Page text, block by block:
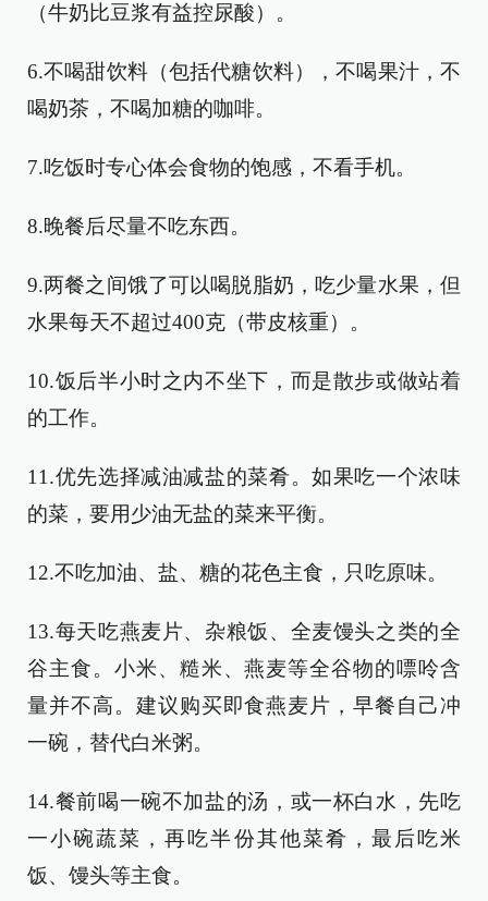
（牛奶比豆浆有益控尿酸）。
6.不喝甜饮料（包括代糖饮料），不喝果汁，不
喝奶茶，不喝加糖的咖啡。
7.吃饭时专心体会食物的饱感，不看手机。
8.晚餐后尽量不吃东西。
9.两餐之间饿了可以喝脱脂奶，吃少量水果，但
水果每天不超过400克（带皮核重）。
10.饭后半小时之内不坐下，而是散步或做站着
的工作。
11.优先选择减油减盐的菜肴。如果吃一个浓味
的菜，要用少油无盐的菜来平衡。
12.不吃加油、盐、糖的花色主食，只吃原味。
13.每天吃燕麦片、杂粮饭、全麦馒头之类的全
谷主食。小米、糙米、燕麦等全谷物的嘌呤含
量并不高。建议购买即食燕麦片，早餐自己冲
一碗，替代白米粥。
14.餐前喝一碗不加盐的汤，或一杯白水，先吃
一小碗蔬菜，再吃半份其他菜肴，最后吃米
饭、馒头等主食。